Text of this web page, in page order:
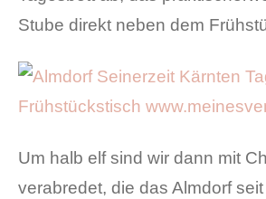
Stube direkt neben dem
Um halb elf sind wir dann mit
verabredet, die das Almdorf